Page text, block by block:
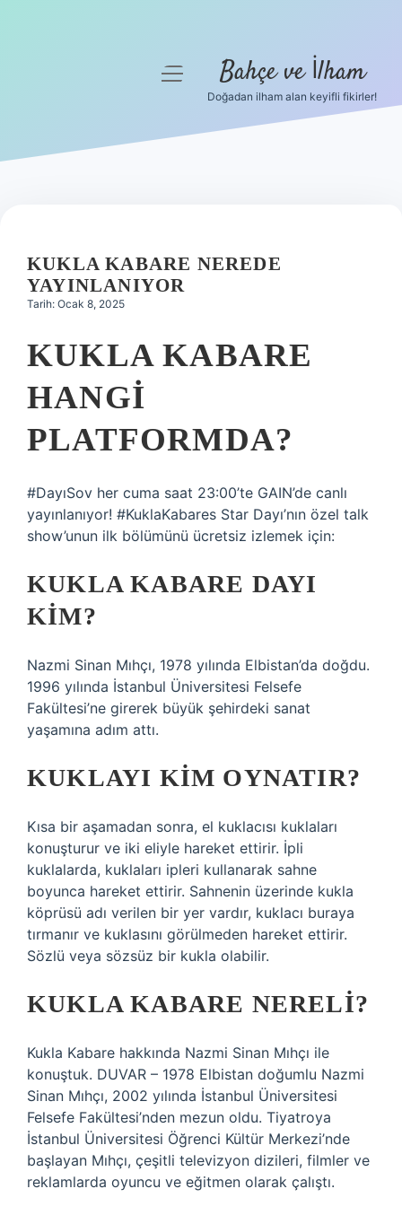
Hakkımızda
menüyü
Bahçe ve İlham
Doğadan ilham alan keyifli fikirler!
KUKLA KABARE NEREDE
YAYINLANIYOR
Tarih: Ocak 8, 2025
KUKLA KABARE
HANGI
PLATFORMDA?
#DayıSov her cuma saat 23:00’te GAIN’de canlı
yayınlanıyor! #KuklaKabares Star Dayı’nın özel talk
show’unun ilk bölümünü ücretsiz izlemek için:
KUKLA KABARE DAYI
KIM?
Nazmi Sinan Mıhçı, 1978 yılında Elbistan’da doğdu.
1996 yılında İstanbul Üniversitesi Felsefe
Fakültesi’ne girerek büyük şehirdeki sanat
yaşamına adım attı.
KUKLAYI KIM OYNATIR?
Kısa bir aşamadan sonra, el kuklacısı kuklaları
konuşturur ve iki eliyle hareket ettirir. İpli
kuklalarda, kuklaları ipleri kullanarak sahne
boyunca hareket ettirir. Sahnenin üzerinde kukla
köprüsü adı verilen bir yer vardır, kuklacı buraya
tırmanır ve kuklasını görülmeden hareket ettirir.
Sözlü veya sözsüz bir kukla olabilir.
KUKLA KABARE NERELI?
Kukla Kabare hakkında Nazmi Sinan Mıhçı ile
konuştuk. DUVAR – 1978 Elbistan doğumlu Nazmi
Sinan Mıhçı, 2002 yılında İstanbul Üniversitesi
Felsefe Fakültesi’nden mezun oldu. Tiyatroya
İstanbul Üniversitesi Öğrenci Kültür Merkezi’nde
başlayan Mıhçı, çeşitli televizyon dizileri, filmler ve
reklamlarda oyuncu ve eğitmen olarak çalıştı.